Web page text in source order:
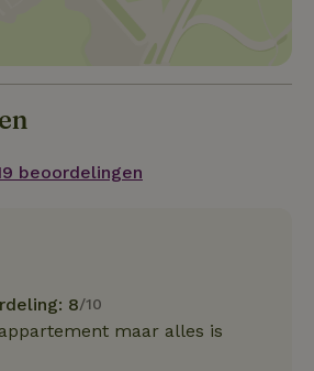
beoordelingen
8/10
maar alles is